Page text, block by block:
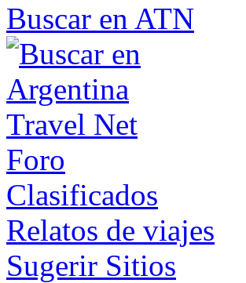
Buscar en ATN
Foro
Clasificados
Relatos de viajes
Sugerir Sitios